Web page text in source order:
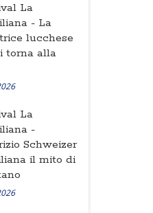
La
- La
lucchese
torna alla
La
-
Schweizer
il mito di